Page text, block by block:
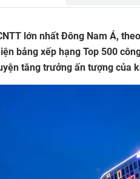
lớn nhất Đông Nam Á,
bảng xếp hạng Top 500
tăng trưởng ấn tượng của